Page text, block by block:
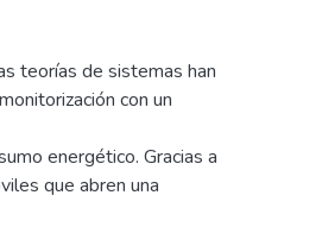
teorías de sistemas han
con un
energético. Gracias a
que abren una